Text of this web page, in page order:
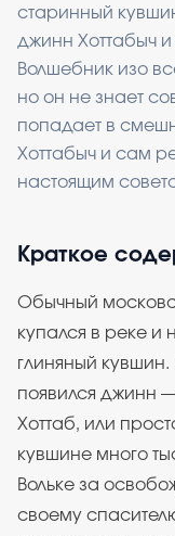
старинный
джинн Хоттабыч
Волшебник изо
но он не знает
попадает в
Хоттабыч и сам
настоящим
Краткое
Обычный
купался в реке и
глиняный кувшин.
появился джинн
Хоттаб, или
кувшине много
Вольке за
своему